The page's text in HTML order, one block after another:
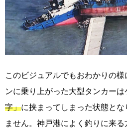
このビジュアルでもおわかりの
ンに乗り上がった大型タンカー
字」に挟まってしまった状態と
ません。神戸港によく釣りに来